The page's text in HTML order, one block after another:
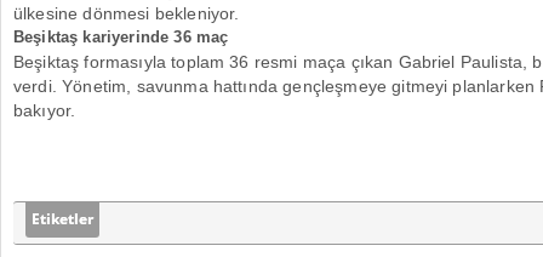
ülkesine dönmesi bekleniyor.
Beşiktaş kariyerinde 36 maç
Beşiktaş formasıyla toplam 36 resmi maça çıkan Gabriel Paulista,
verdi. Yönetim, savunma hattında gençleşmeye gitmeyi planlarken
bakıyor.
Etiketler